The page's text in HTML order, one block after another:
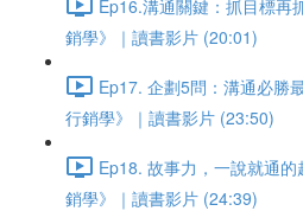
Ep16.溝通關鍵：抓目標再
銷學》｜讀書影片 (20:01)
Ep17. 企劃5問：溝通必勝
行銷學》｜讀書影片 (23:50)
Ep18. 故事力，一說就通
銷學》｜讀書影片 (24:39)